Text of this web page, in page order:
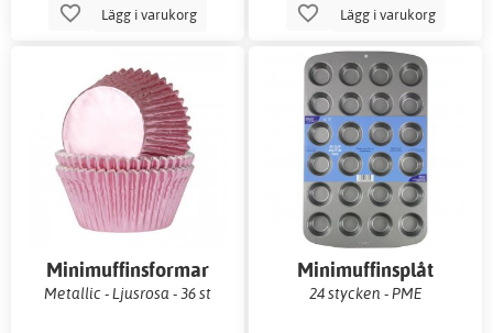
Lägg i varukorg Lägg i varukorg
Minimuffinsformar
Metallic - Ljusrosa - 36 st
Minimuffinsplåt
24 stycken - PME